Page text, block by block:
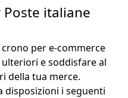
italiane
per e-commerce
e soddisfare al
della tua merce.
disposizioni i seguenti